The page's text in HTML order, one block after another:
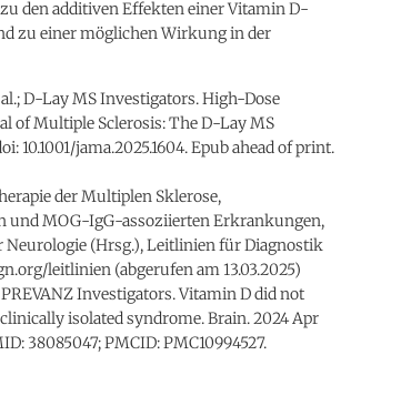
den additiven Effekten einer Vitamin D-
zu einer möglichen Wirkung in der
D-Lay MS Investigators. High-Dose
of Multiple Sclerosis: The D-Lay MS
10.1001/jama.2025.1604. Epub ahead of print.
der Multiplen Sklerose,
MOG-IgG-assoziierten Erkrankungen,
Neurologie (Hrsg.), Leitlinien für Diagnostik
leitlinien (abgerufen am 13.03.2025)
Investigators. Vitamin D did not
isolated syndrome. Brain. 2024 Apr
38085047; PMCID: PMC10994527.